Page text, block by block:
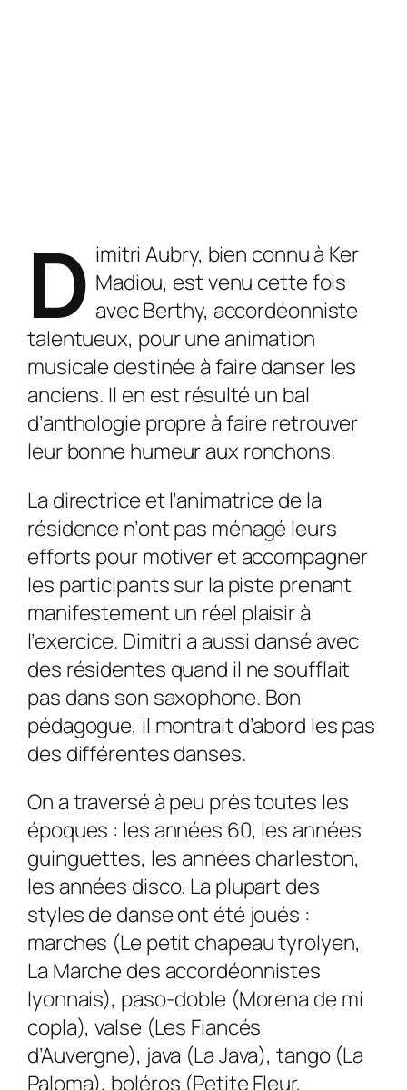
D imitri Aubry, bien connu à Ker
Madiou, est venu cette fois
avec Berthy, accordéonniste
talentueux, pour une animation
musicale destinée à faire danser les
anciens. Il en est résulté un bal
d’anthologie propre à faire retrouver
leur bonne humeur aux ronchons.
La directrice et l’animatrice de la
résidence n’ont pas ménagé leurs
efforts pour motiver et accompagner
les participants sur la piste prenant
manifestement un réel plaisir à
l’exercice. Dimitri a aussi dansé avec
des résidentes quand il ne soufflait
pas dans son saxophone. Bon
pédagogue, il montrait d’abord les pas
des différentes danses.
On a traversé à peu près toutes les
époques : les années 60, les années
guinguettes, les années charleston,
les années disco. La plupart des
styles de danse ont été joués :
marches (Le petit chapeau tyrolyen,
La Marche des accordéonnistes
lyonnais), paso-doble (Morena de mi
copla), valse (Les Fiancés
d’Auvergne), java (La Java), tango (La
Paloma), boléros (Petite Fleur,